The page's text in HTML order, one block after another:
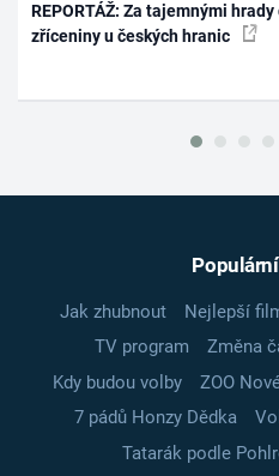
REPORTÁŽ: Za tajemnými
zříceniny u českých hranic
Jak zhubnout Nejlepší
TV program
Změna
Kdy budou volby
ZOO
7 pádů Honzy Dědka
Tatarák podle